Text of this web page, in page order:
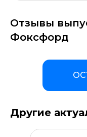
Отзывы
Фоксфорд
Другие